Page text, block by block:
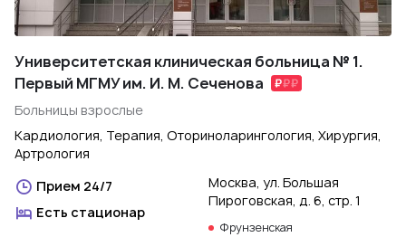
Университетская клиническая больница № 1.
Первый МГМУ им. И. М. Сеченова
Больницы взрослые
Кардиология, Терапия, Оториноларингология, Хирургия,
Артрология
Прием 24/7
Есть стационар
Москва, ул. Большая
Пироговская, д. 6, стр. 1
Фрунзенская